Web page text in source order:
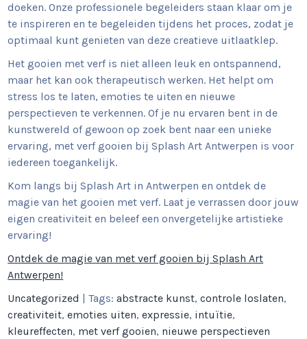
doeken. Onze professionele begeleiders staan klaar om je
te inspireren en te begeleiden tijdens het proces, zodat je
optimaal kunt genieten van deze creatieve uitlaatklep.
Het gooien met verf is niet alleen leuk en ontspannend,
maar het kan ook therapeutisch werken. Het helpt om
stress los te laten, emoties te uiten en nieuwe
perspectieven te verkennen. Of je nu ervaren bent in de
kunstwereld of gewoon op zoek bent naar een unieke
ervaring, met verf gooien bij Splash Art Antwerpen is voor
iedereen toegankelijk.
Kom langs bij Splash Art in Antwerpen en ontdek de
magie van het gooien met verf. Laat je verrassen door jouw
eigen creativiteit en beleef een onvergetelijke artistieke
ervaring!
Ontdek de magie van met verf gooien bij Splash Art
Antwerpen!
Uncategorized | Tags:abstracte kunst,controle loslaten,
creativiteit,emoties uiten,expressie, intuïtie,
kleureffecten, met verf gooien, nieuwe perspectieven